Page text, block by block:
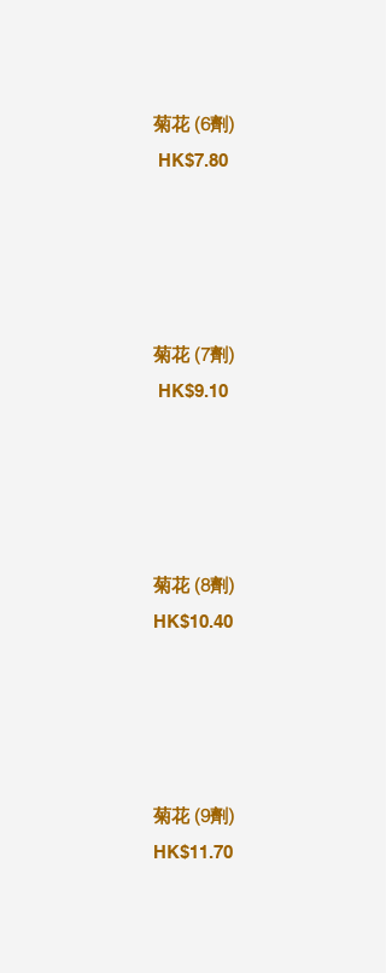
菊花 (6劑)
HK$7.80
菊花 (7劑)
HK$9.10
菊花 (8劑)
HK$10.40
菊花 (9劑)
HK$11.70